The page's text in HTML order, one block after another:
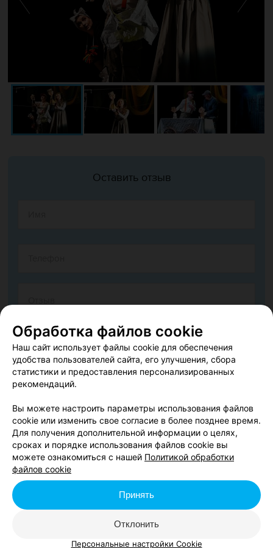
Оставить отзыв
Согласен опубликовать отзыв. Подробнее об
прав
Добавить отзыв
Нажимая кнопку «Добавить отзыв», вы принимаете
Пользовательского соглашения
Обработка файлов cookie
Наш сайт использует файлы cookie для обеспечения
удобства пользователей сайта, его улучшения, сбора
статистики и предоставления персонализированных
рекомендаций.
Вы можете настроить параметры использования файлов
cookie или изменить свое согласие в более позднее время.
Для получения дополнительной информации о целях,
сроках и порядке использования файлов cookie вы
можете ознакомиться с нашей Политикой обработки
файлов cookie
Отклонить
Принять
Персональные настройки Cookie